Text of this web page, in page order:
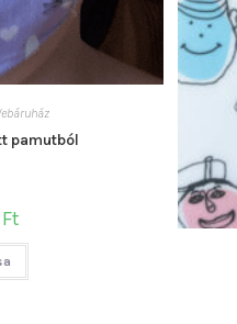
pamutból
FtÁrtartomány:
999 Ft
- Ennek
terméknek